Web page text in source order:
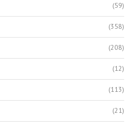
(59)
(358)
(208)
(12)
(113)
(21)